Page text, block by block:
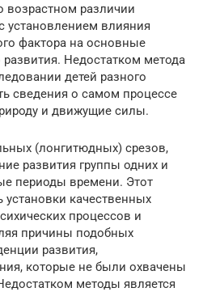
возрастном различии
установлением влияния
фактора на основные
Недостатком метода
детей разного
сведения о самом процессе
и движущие силы.
(лонгитюдных) срезов,
развития группы одних и
периоды времени. Этот
качественных
процессов и
причины подобных
развития,
которые не были охвачены
методы является